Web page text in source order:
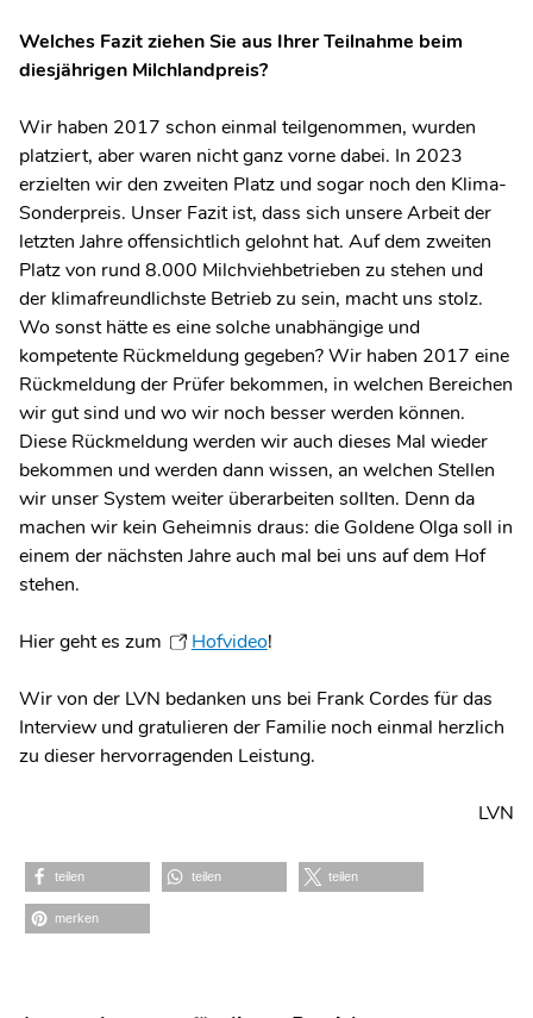
Welches Fazit ziehen Sie aus Ihrer Teilnahme beim
diesjährigen Milchlandpreis?
Wir haben 2017 schon einmal teilgenommen, wurden
platziert, aber waren nicht ganz vorne dabei. In 2023
erzielten wir den zweiten Platz und sogar noch den Klima-
Sonderpreis. Unser Fazit ist, dass sich unsere Arbeit der
letzten Jahre offensichtlich gelohnt hat. Auf dem zweiten
Platz von rund 8.000 Milchviehbetrieben zu stehen und
der klimafreundlichste Betrieb zu sein, macht uns stolz.
Wo sonst hätte es eine solche unabhängige und
kompetente Rückmeldung gegeben? Wir haben 2017 eine
Rückmeldung der Prüfer bekommen, in welchen Bereichen
wir gut sind und wo wir noch besser werden können.
Diese Rückmeldung werden wir auch dieses Mal wieder
bekommen und werden dann wissen, an welchen Stellen
wir unser System weiter überarbeiten sollten. Denn da
machen wir kein Geheimnis draus: die Goldene Olga soll in
einem der nächsten Jahre auch mal bei uns auf dem Hof
stehen.
Hier geht es zum Hofvideo!
Wir von der LVN bedanken uns bei Frank Cordes für das
Interview und gratulieren der Familie noch einmal herzlich
zu dieser hervorragenden Leistung.
LVN
teilen teilen teilen
merken